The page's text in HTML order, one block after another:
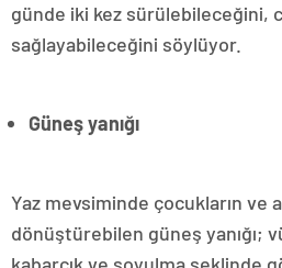
günde iki kez sürülebileceğini,
sağlayabileceğini söylüyor.
Güneş yanığı
Yaz mevsiminde çocukların ve
dönüştürebilen güneş yanığı;